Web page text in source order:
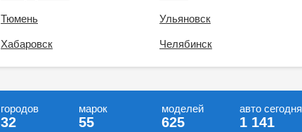
Тюмень Ульяновск
Хабаровск Челябинск
городов марок моделей авто сегодня
32 55 625 1 141